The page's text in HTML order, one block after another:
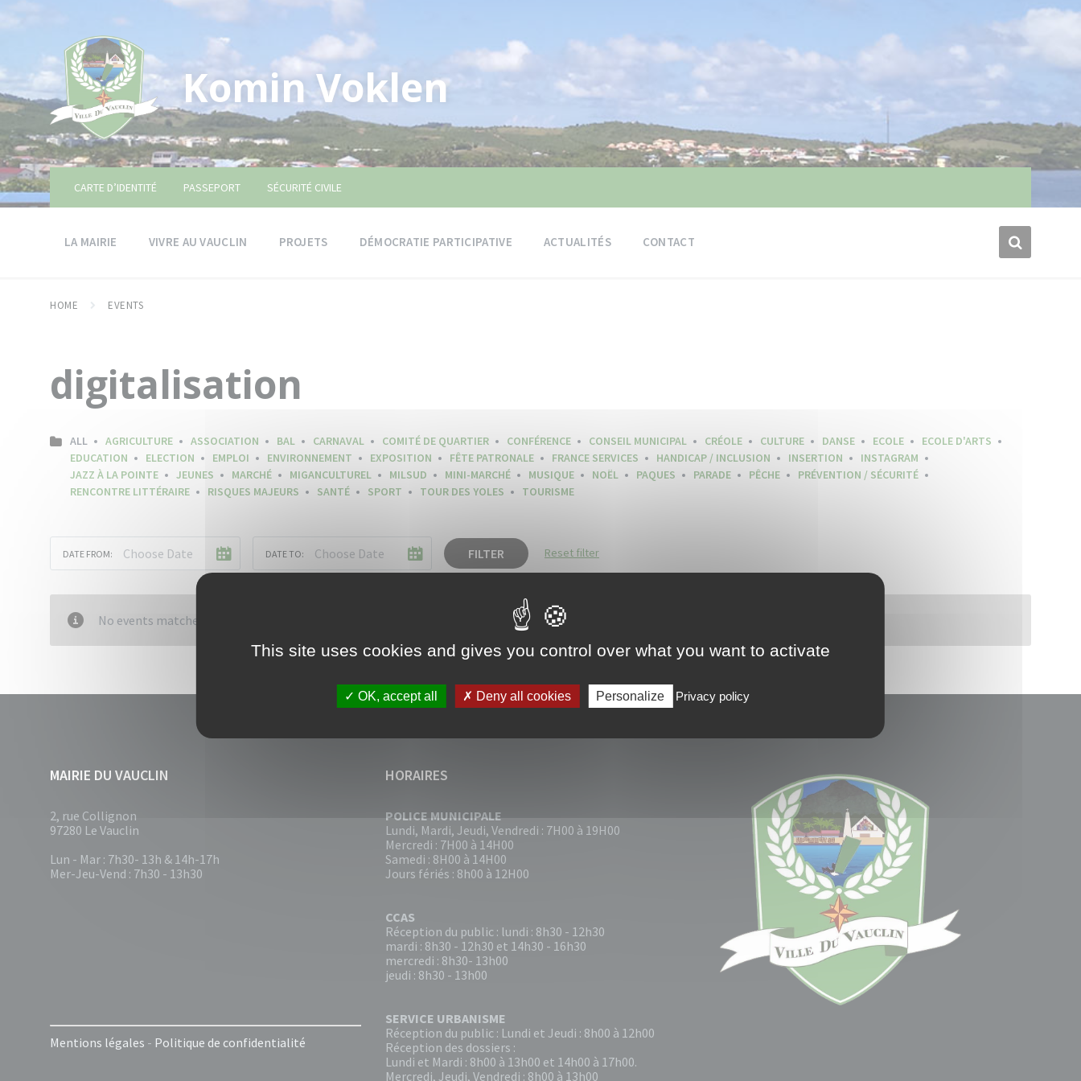
Komin Voklen
CARTE D’IDENTITÉ PASSEPORT SÉCURITÉ CIVILE
LA MAIRIE VIVRE AU VAUCLIN PROJETS DÉMOCRATIE PARTICIPATIVE ACTUALITÉS CONTACT
HOME EVENTS
digitalisation
ALL AGRICULTURE ASSOCIATION BAL CARNAVAL COMITÉ DE QUARTIER CONFÉRENCE CONSEIL MUNICIPAL CRÉOLE CULTURE DANSE ECOLE
ECOLE D'ARTS
EDUCATION
ELECTION EMPLOI ENVIRONNEMENT EXPOSITION FÊTE PATRONALE FRANCE SERVICES HANDICAP / INCLUSION INSERTION
INSTAGRAM
JAZZ À LA POINTE
JEUNES MARCHÉ MIGANCULTUREL MILSUD MINI-MARCHÉ MUSIQUE NOËL PAQUES PARADE PÊCHE
PRÉVENTION / SÉCURITÉ
RENCONTRE LITTÉRAIRE
RISQUES MAJEURS SANTÉ SPORT TOUR DES YOLES TOURISME
DATE FROM: DATE TO: FILTER Reset filter
No events matched your criteria
MAIRIE DU VAUCLIN
2, rue Collignon
97280 Le Vauclin
Lun - Mar : 7h30- 13h & 14h-17h
Mer-Jeu-Vend : 7h30 - 13h30
Mentions légales - Politique de confidentialité
HORAIRES
POLICE MUNICIPALE
Lundi, Mardi, Jeudi, Vendredi : 7H00 à 19H00
Mercredi : 7H00 à 14H00
Samedi : 8H00 à 14H00
Jours fériés : 8h00 à 12H00
CCAS
Réception du public : lundi : 8h30 - 12h30
mardi : 8h30 - 12h30 et 14h30 - 16h30
mercredi : 8h30- 13h00
jeudi : 8h30 - 13h00
SERVICE URBANISME
Réception du public : Lundi et Jeudi : 8h00 à 12h00
Réception des dossiers :
Lundi et Mardi : 8h00 à 13h00 et 14h00 à 17h00.
Mercredi, Jeudi, Vendredi : 8h00 à 13h00
This site uses cookies and gives you control over what you want to activate
OK, accept all Deny all cookies Personalize Privacy policy